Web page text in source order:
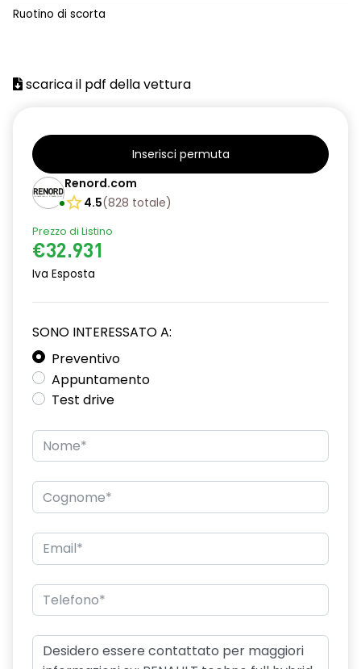
cartografia standard
climatizzatore automatico
criterio tecnico per tetto panoramico
design cerchi in lega da 18'' diamantati black hole
disattivazione ADAS
distance warning avviso distanza di sicurezza
doppio fondo bagagliaio
driver display 10''
eCall funzionalità soggetta a copertura di rete;
compatibilità 2G/3G o 4G/5G a seconda del veicolo
mantenimento della corsia
fari posteriori FULL LED 3D con firma luminosa dinamica C-
SHAPE
frecce di direzione
freno di stazionamento elettrico con funzione Auto-Hold
gas climatizzatore 1234YF
HARM02
Ruotino di scorta
scarica il pdf della vettura
Inserisci permuta
Renord.com
4.5(828 totale)
Prezzo di Listino
€32.931
Iva Esposta
SONO INTERESSATO A:
Preventivo
Appuntamento
Test drive